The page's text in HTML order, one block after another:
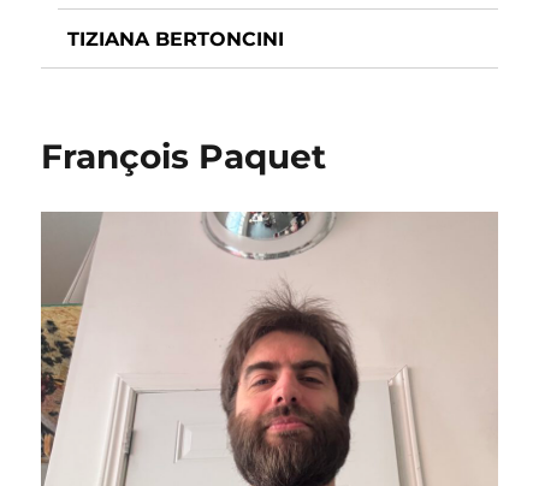
TIZIANA BERTONCINI
François Paquet